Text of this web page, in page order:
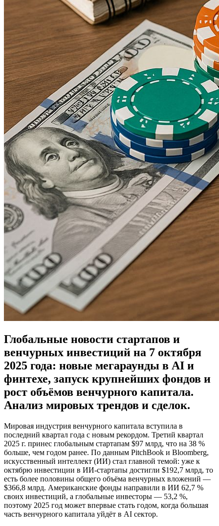
Глобальные новости стартапов и
венчурных инвестиций на 7 октября
2025 года: новые мегараунды в AI и
финтехе, запуск крупнейших фондов и
рост объёмов венчурного капитала.
Анализ мировых трендов и сделок.
Мировая индустрия венчурного капитала вступила в
последний квартал года с новым рекордом. Третий квартал
2025 г. принес глобальным стартапам $97 млрд, что на 38 %
больше, чем годом ранее. По данным PitchBook и Bloomberg,
искусственный интеллект (ИИ) стал главной темой: уже к
октябрю инвестиции в ИИ‑стартапы достигли $192,7 млрд, то
есть более половины общего объёма венчурных вложений —
$366,8 млрд. Американские фонды направили в ИИ 62,7 %
своих инвестиций, а глобальные инвесторы — 53,2 %,
поэтому 2025 год может впервые стать годом, когда большая
часть венчурного капитала уйдёт в AI сектор.